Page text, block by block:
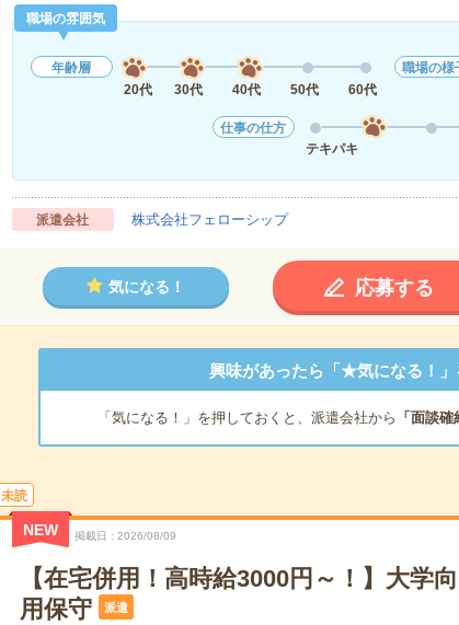
職場の雰囲気
年齢層
20代
30代 40代 50代 60代
職場の様
仕事の仕方
テキパキ
派遣会社 株式会社フェローシップ
気になる！ 応募する
興味があったら「★気になる！」
「気になる！」を押しておくと、派遣会社から 「面談確
未読
NEW 掲載日 2026/08/09
【在宅併用！高時給3000円～！】大学
用保守
派遣